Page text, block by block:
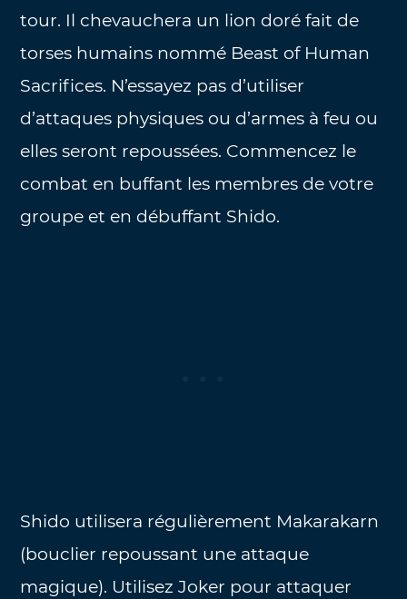
tour. Il chevauchera un lion doré fait de
torses humains nommé Beast of Human
Sacrifices. N’essayez pas d’utiliser
d’attaques physiques ou d’armes à feu ou
elles seront repoussées. Commencez le
combat en buffant les membres de votre
groupe et en débuffant Shido.
Shido utilisera régulièrement Makarakarn
(bouclier repoussant une attaque
magique). Utilisez Joker pour attaquer